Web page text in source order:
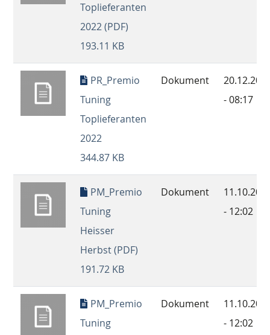
Toplieferanten
2022 (PDF)
193.11 KB
PR_Premio
Tuning
Toplieferanten
2022
344.87 KB
Dokument
- 08:17
PM_Premio
Tuning
Heisser
Herbst (PDF)
191.72 KB
Dokument
- 12:02
PM_Premio
Tuning
Dokument
- 12:02